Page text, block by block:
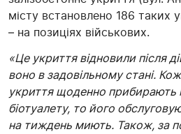
місту встановлено 186 таких
– на позиціях військових.
«Це укриття відновили після
воно в задовільному стані.
укриття щоденно
біотуалету, то його
на тиждень миють. Також, за